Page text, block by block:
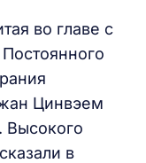
во главе с
Цинвэем
Высокого
в